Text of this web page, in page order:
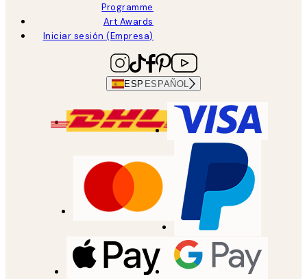
Programme
Art Awards
Iniciar sesión (Empresa)
ESP ESPAÑOL